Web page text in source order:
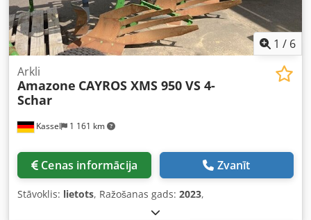
1 / 6
Kassel 1 161 km
Arkli
Amazone CAYROS XMS 950 VS 4-
Schar
Cenas informācija Zvanīt
Stāvoklis: lietots, Ražošanas gads: 2023,